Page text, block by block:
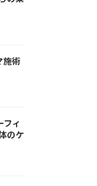
施術
フィ
のケ